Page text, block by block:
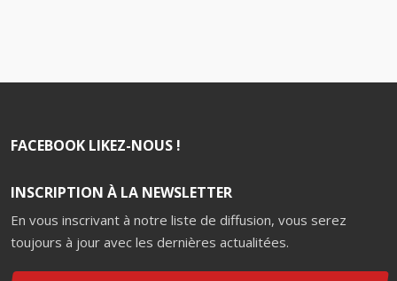
FACEBOOK LIKEZ-NOUS !
INSCRIPTION À LA NEWSLETTER
En vous inscrivant à notre liste de diffusion, vous serez
toujours à jour avec les dernières actualitées.